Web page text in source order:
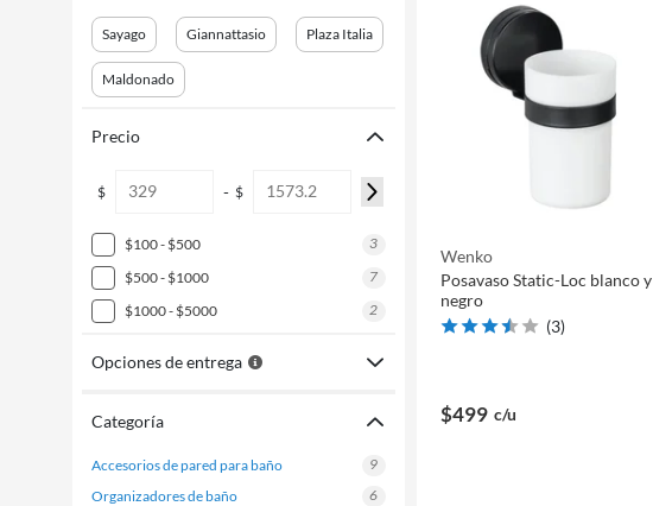
Sayago Giannattasio Plaza Italia
Maldonado
Precio
$ - $
$100 - $500
3
$500 - $1000
7
$1000 - $5000
2
Opciones de entrega
Categoría
accesorios de pared para baño
9
organizadores de baño
6
Wenko
Posavaso Static-Loc blanco y
negro
(3)
$499 c/u